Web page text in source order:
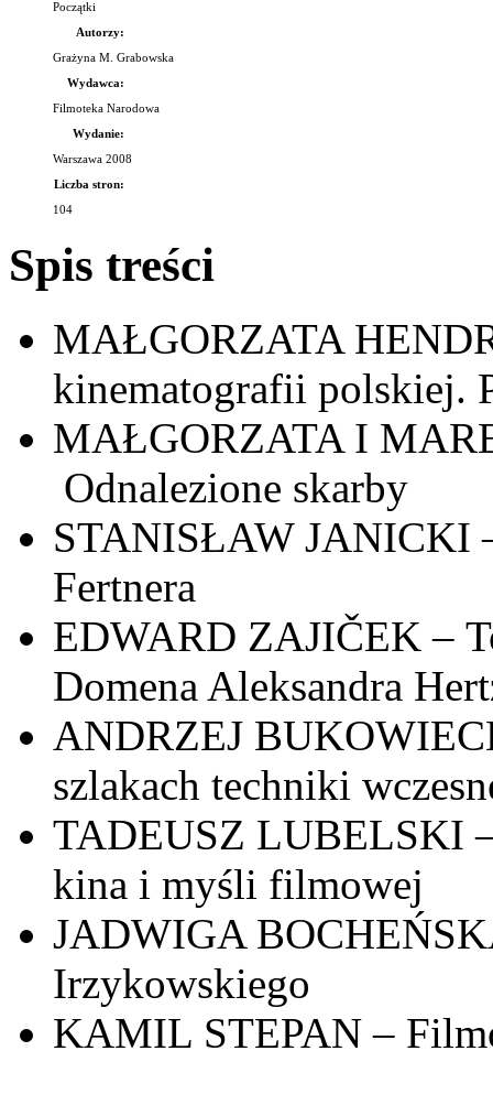
Początki
Autorzy:
Grażyna M. Grabowska
Wydawca:
Filmoteka Narodowa
Wydanie:
Warszawa 2008
Liczba stron:
104
Spis treści
MAŁGORZATA
kinematografii polskiej.
MAŁGORZATA I
Odnalezione skarby
STANISŁAW JANICKI
Fertnera
EDWARD ZAJIČEK –
Domena Aleksandra
ANDRZEJ
szlakach techniki
TADEUSZ LUBELSKI
kina i myśli filmowej
JADWIGA
Irzykowskiego
KAMIL STEPAN –